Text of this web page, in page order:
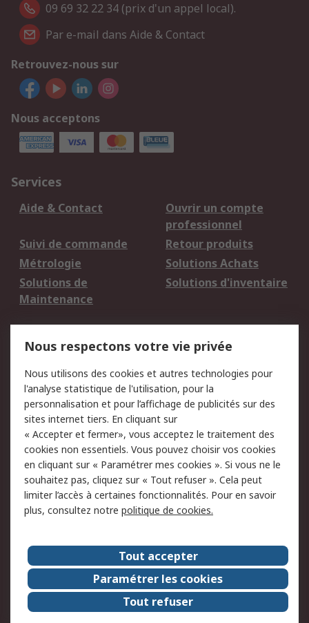
09 69 32 22 34 (prix d'un appel local).
Par e-mail dans Aide & Contact
Retrouvez-nous sur
Nous acceptons
Services
Aide & Contact
Ouvrir un compte
professionnel
Suivi de commande
Retour produits
Métrologie
Solutions Achats
Solutions de
Maintenance
Solutions d'inventaire
du site
Politique de protection
des données - Mise à
jour
Sécurité des E-mails
Conditions générales
de vente
Politique anti-
corruption
Campagnes marketing
A propos de RS
A propos de RS France
Evénements
Le groupe RS Group Plc
Presse
RS dans le monde
Démarche RSE
Nous rejoindre
RS Particuliers
Nous respectons votre vie privée
Nous utilisons des cookies et autres technologies pour
l'analyse statistique de l'utilisation, pour la
personnalisation et pour l’affichage de publicités sur des
sites internet tiers. En cliquant sur
« Accepter et fermer», vous acceptez le traitement des
cookies non essentiels. Vous pouvez choisir vos cookies
en cliquant sur « Paramétrer mes cookies ». Si vous ne le
souhaitez pas, cliquez sur « Tout refuser ». Cela peut
limiter l’accès à certaines fonctionnalités. Pour en savoir
plus, consultez notre politique de cookies.
Tout accepter
Paramétrer les cookies
Tout refuser